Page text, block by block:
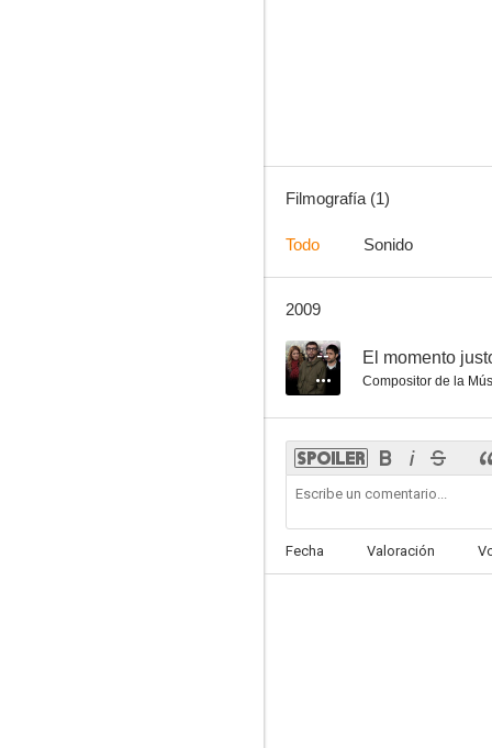
Filmografía (1)
Todo Sonido
2009
-- El momento
Compositor de la
Fecha Valoración